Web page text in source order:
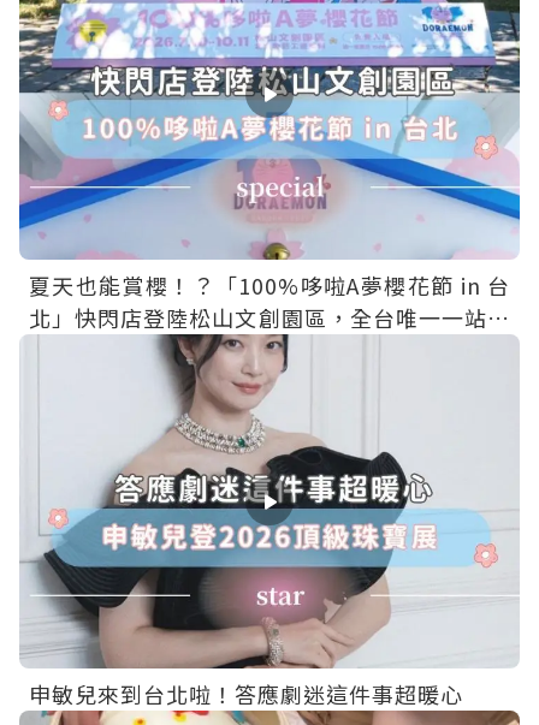
夏天也能賞櫻！？「100%哆啦A夢櫻花節 in 台
北」快閃店登陸松山文創園區，全台唯一一站免
申敏兒來到台北啦！答應劇迷這件事超暖心